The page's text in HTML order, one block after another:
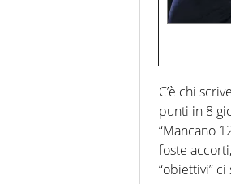
C’è chi
punti in 8
“Mancano
foste
“obiettivi”